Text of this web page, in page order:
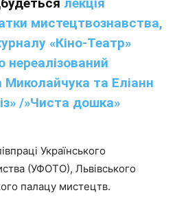
мистецтвознавства,
«Кіно-Театр»
нереалізований
Миколайчука та Еліанн
/»Чиста дошка»
Українського
(УФОТО), Львівського
палацу мистецтв.